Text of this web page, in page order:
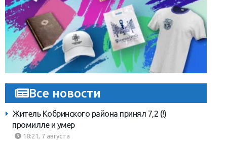
Все новости
Житель Кобринского района принял 7,2 (!)
промилле и умер
18:21, 7 августа